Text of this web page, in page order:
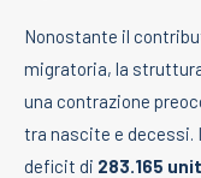
Nonostante il
migratoria, la
una contrazione
tra nascite e decessi.
deficit di 283.165